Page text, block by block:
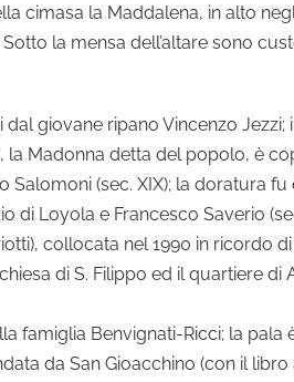
cimasa la Maddalena, in alto
la mensa dell’altare sono
giovane ripano Vincenzo
Madonna detta del popolo, è
(sec. XIX); la doratura
di Loyola e Francesco Saverio
collocata nel 1990 in ricordo
di S. Filippo ed il quartiere di
famiglia Benvignati-Ricci; la pala
da San Gioacchino (con il